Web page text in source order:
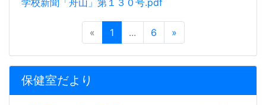
« 1 ... 6 »
保健室だより